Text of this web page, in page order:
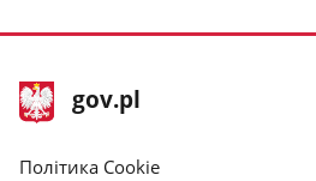
нижній
колонтитул
Головна
gov.pl
gov.pl
Політика Cookie